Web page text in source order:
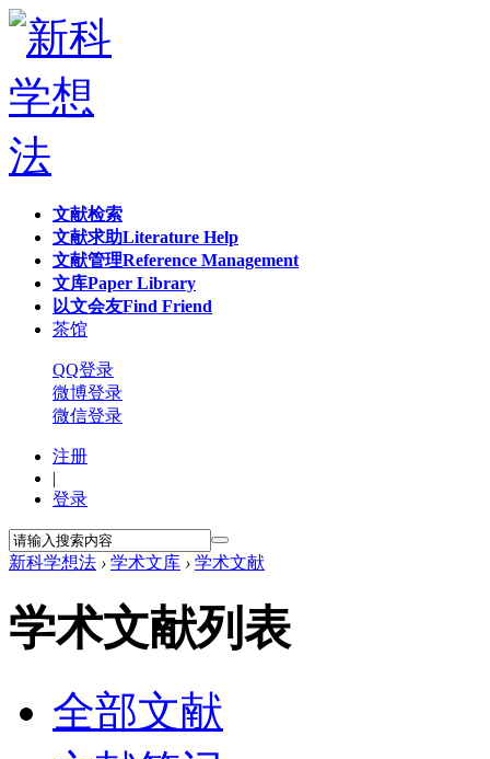
文献检索
文献求助Literature Help
文献管理Reference Management
文库Paper Library
以文会友Find Friend
茶馆
QQ登录
微博登录
微信登录
注册
|
登录
新科学想法 › 学术文库 › 学术文献
学术文献列表
全部文献